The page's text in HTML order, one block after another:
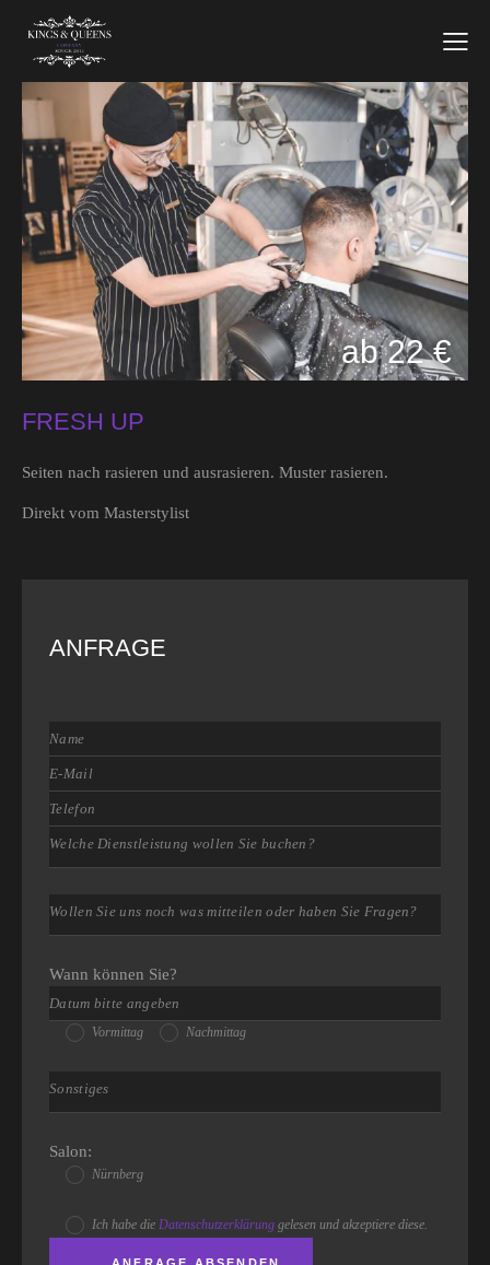
ab 22 €
FRESH UP
Seiten nach rasieren und ausrasieren. Muster rasieren.
Direkt vom Masterstylist
ANFRAGE
Wann können Sie?
Vormittag Nachmittag
Salon:
Nürnberg
Ich habe die Datenschutzerklärung gelesen und akzeptiere diese.